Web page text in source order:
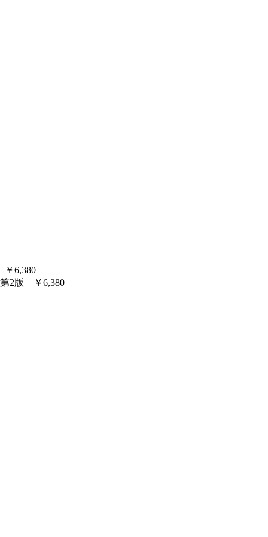
6,380
2版 ￥6,380